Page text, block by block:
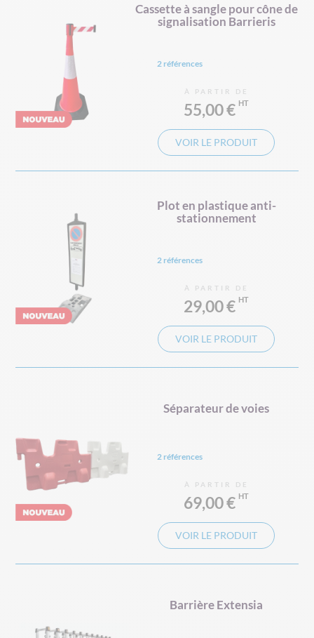
Cassette à sangle pour cône de
signalisation Barrieris
2 références
À PARTIR DE
55,00 €
VOIR LE PRODUIT
Plot en plastique anti-
stationnement
2 références
À PARTIR DE
29,00 €
VOIR LE PRODUIT
Séparateur de voies
2 références
À PARTIR DE
69,00 €
VOIR LE PRODUIT
Barrière Extensia